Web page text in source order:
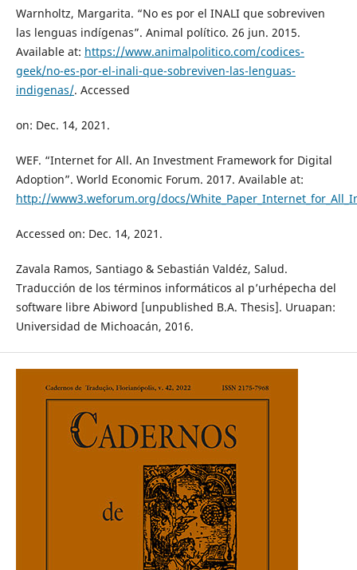
Warnholtz, Margarita. “No es por el INALI que sobreviven
las lenguas indígenas”. Animal político. 26 jun. 2015.
Available at: https://www.animalpolitico.com/codices-
geek/no-es-por-el-inali-que-sobreviven-las-lenguas-
indigenas/. Accessed
on: Dec. 14, 2021.
WEF. “Internet for All. An Investment Framework for Digital
Adoption”. World Economic Forum. 2017. Available at:
http://www3.weforum.org/docs/
Accessed on: Dec. 14, 2021.
Zavala Ramos, Santiago & Sebastián Valdéz, Salud.
Traducción de los términos informáticos al p’urhépecha del
software libre Abiword [unpublished B.A. Thesis]. Uruapan:
Universidad de Michoacán, 2016.